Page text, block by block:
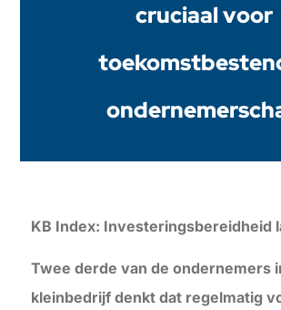
cruciaal voor
KB Index: Investeringsbereidheid
Twee derde van de ondernemers
kleinbedrijf denkt dat regelmatig